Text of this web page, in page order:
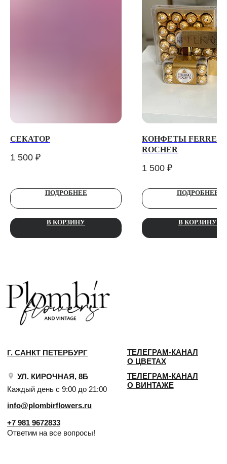
СЕКАТОР
1 500 ₽
ПОДРОБНЕЕ
В КОРЗИНУ
КОНФЕТЫ
ROCHER
1 500 ₽
ПОДРОБНЕЕ
В КОРЗИНУ
2018 - 2025 PLOMBIR FLOWERS
Ответим на все вопросы!
ДОГОВОР ОФЕРТЫ
ИНН 470320429965
ОГРНИП 320470400035500